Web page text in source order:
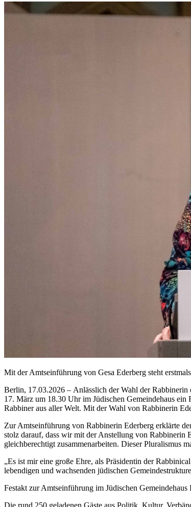
Mit der Amtseinführung von Gesa Ederberg steht
Berlin, 17.03.2026 – Anlässlich der Wahl der Rabbinerin
17. März um 18.30 Uhr im Jüdischen Gemeindehaus
Rabbiner aus aller Welt. Mit der Wahl von Rabbinerin
Zur Amtseinführung von Rabbinerin Ederberg erklärte
stolz darauf, dass wir mit der Anstellung von Rabbinerin
gleichberechtigt zusammenarbeiten. Dieser Pluralismus
„Es ist mir eine große Ehre, als Präsidentin der
lebendigen und wachsenden jüdischen
Festakt zur Amtseinführung im Jüdischen Gemeindehaus
Die rund 250 geladenen Gäste aus Politik, Kultur,